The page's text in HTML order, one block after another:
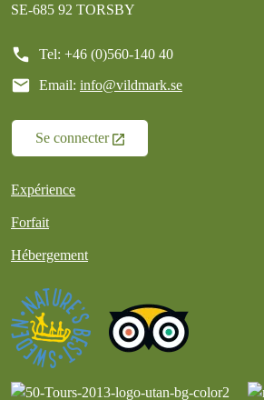
SE-685 92 TORSBY
call Tel: +46 (0)560-140 40
mail Email: info@vildmark.se
Se connecter
Expérience
Forfait
Hébergement